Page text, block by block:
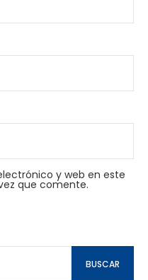
y web en este
que comente.
BUSCAR